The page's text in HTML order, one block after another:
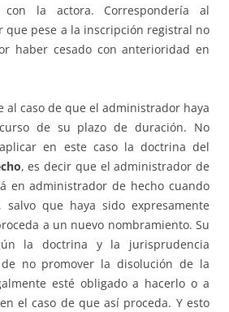
la actora. Correspondería al
pese a la inscripción registral no
haber cesado con anterioridad en
al caso de que el administrador haya
de su plazo de duración. No
en este caso la doctrina del
, es decir que el administrador de
en administrador de hecho cuando
salvo que haya sido expresamente
a un nuevo nombramiento. Su
la doctrina y la jurisprudencia
no promover la disolución de la
esté obligado a hacerlo o a
el caso de que así proceda. Y esto